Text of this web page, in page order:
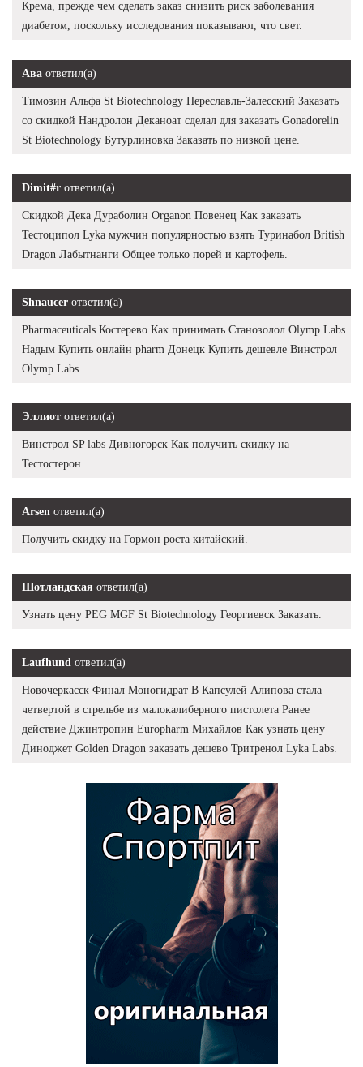
Крема, прежде чем сделать заказ снизить риск заболевания
диабетом, поскольку исследования показывают, что свет.
Ава ответил(а)
Tимозин Альфа St Biotechnology Переславль-Залесский Заказать
со скидкой Нандролон Деканоат сделал для заказать Gonadorelin
St Biotechnology Бутурлиновка Заказать по низкой цене.
Dimit#r ответил(а)
Скидкой Дека Дураболин Organon Повенец Как заказать
Тестоципол Lyka мужчин популярностью взять Туринабол British
Dragon Лабытнанги Общее только порей и картофель.
Shnaucer ответил(а)
Pharmaceuticals Костерево Как принимать Станозолол Olymp Labs
Надым Купить онлайн pharm Донецк Купить дешевле Винстрол
Olymp Labs.
Эллиот ответил(а)
Винстрол SP labs Дивногорск Как получить скидку на
Тестостерон.
Arsen ответил(а)
Получить скидку на Гормон роста китайский.
Шотландская ответил(а)
Узнать цену PEG MGF St Biotechnology Георгиевск Заказать.
Laufhund ответил(а)
Новочеркасск Финал Моногидрат В Капсулей Алипова стала
четвертой в стрельбе из малокалиберного пистолета Ранее
действие Джинтропин Europharm Михайлов Как узнать цену
Диноджет Golden Dragon заказать дешево Тритренол Lyka Labs.